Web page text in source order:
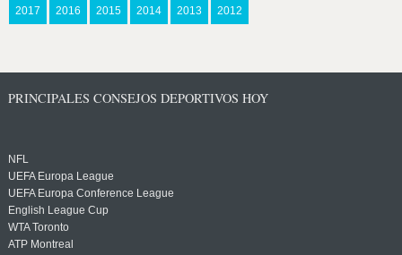
2017 2016 2015 2014 2013 2012
PRINCIPALES CONSEJOS DEPORTIVOS HOY
NFL
UEFA Europa League
UEFA Europa Conference League
English League Cup
WTA Toronto
ATP Montreal